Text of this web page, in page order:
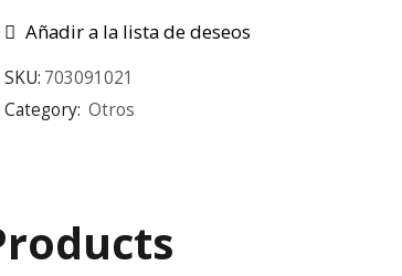
Añadir a la lista de deseos
SKU: 703091021
Category: Otros